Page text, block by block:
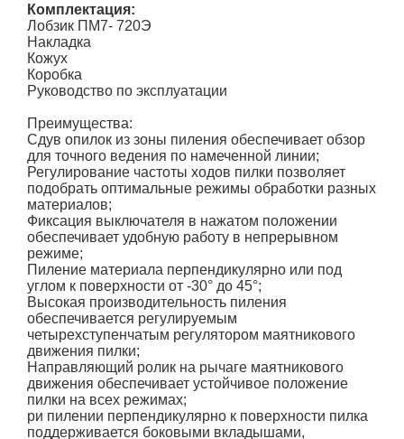
Комплектация:
Лобзик ПМ7- 720Э
Накладка
Кожух
Коробка
Руководство по эксплуатации
Преимущества:
Сдув опилок из зоны пиления обеспечивает обзор
для точного ведения по намеченной линии;
Регулирование частоты ходов пилки позволяет
подобрать оптимальные режимы обработки разных
материалов;
Фиксация выключателя в нажатом положении
обеспечивает удобную работу в непрерывном
режиме;
Пиление материала перпендикулярно или под
углом к поверхности от -30° до 45°;
Высокая производительность пиления
обеспечивается регулируемым
четырехступенчатым регулятором маятникового
движения пилки;
Направляющий ролик на рычаге маятникового
движения обеспечивает устойчивое положение
пилки на всех режимах;
ри пилении перпендикулярно к поверхности пилка
поддерживается боковыми вкладышами,